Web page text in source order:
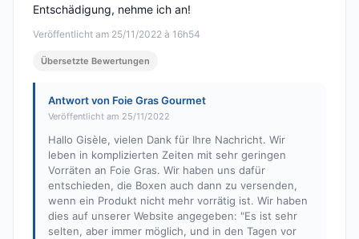
Veröffentlicht am 25/11/2022 à 16h54
Entschädigung, nehme ich an!
Übersetzte Bewertungen
Antwort von Foie Gras Gourmet
Veröffentlicht am 25/11/2022
Hallo Gisèle, vielen Dank für Ihre Nachricht. Wir
leben in komplizierten Zeiten mit sehr geringen
Vorräten an Foie Gras. Wir haben uns dafür
entschieden, die Boxen auch dann zu versenden,
wenn ein Produkt nicht mehr vorrätig ist. Wir haben
dies auf unserer Website angegeben: "Es ist sehr
selten, aber immer möglich, und in den Tagen vor